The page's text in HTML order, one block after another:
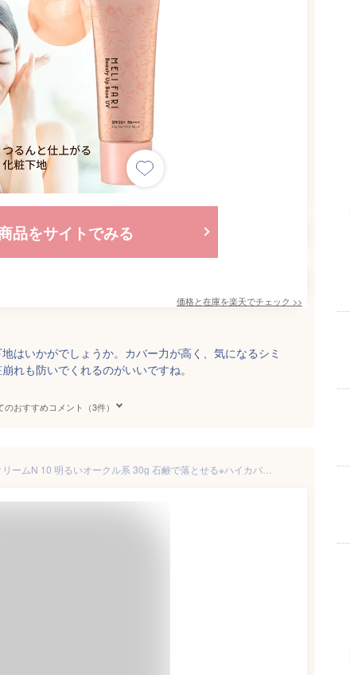
品をサイトでみる
価格と在庫を楽天でチェック >>
はいかがでしょうか。カバー力が高く、気になるシミ
れも防いでくれるのがいいですね。
のおすすめコメント（3件）